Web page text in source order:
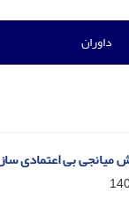
داوران
میانجی بی اعتمادی